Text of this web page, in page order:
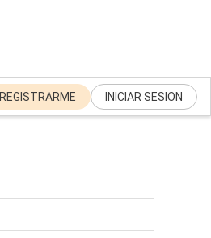
REGISTRARME INICIAR SESION